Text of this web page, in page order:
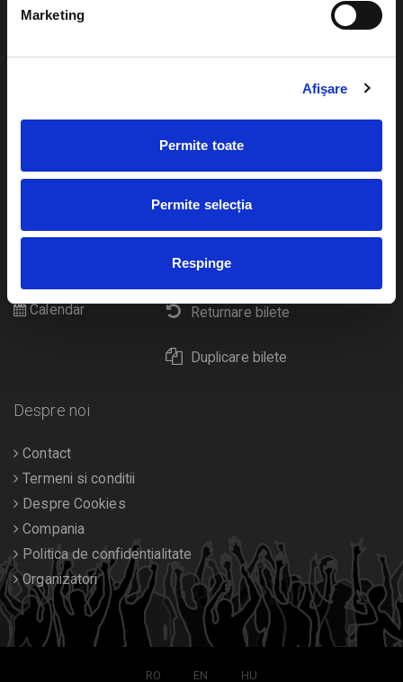
Marketing
Afişare
Permite toate
Permite selecția
Respinge
Plata online sau cash
Livrare prin curier
Returnare bilete
Duplicare bilete
Teatru
festivaluri
Calendar
Despre noi
Contact
Termeni si conditii
Despre Cookies
Compania
Politica de confidentialitate
Organizatori
RO EN HU